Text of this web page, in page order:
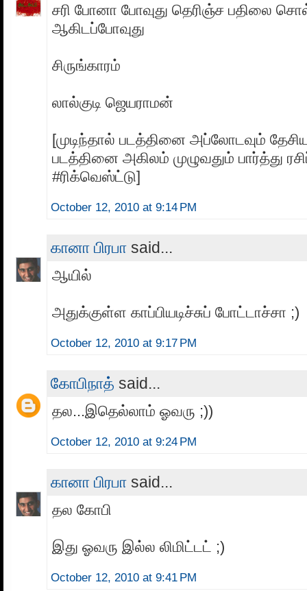
சரி போனா போவுது தெரிஞ்ச பதிலை
ஆகிடப்போவுது
சிருங்காரம்
லால்குடி ஜெயராமன்
[முடிந்தால் படத்தினை அப்லோடவும் தேசிய
படத்தினை அகிலம் முழுவதும் பார்த்து
#ரிக்வெஸ்ட்டு]
October 12, 2010 at 9:14 PM
கானா பிரபா said...
ஆயில்
அதுக்குள்ள காப்பியடிச்சுப் போட்டாச்சா ;)
October 12, 2010 at 9:17 PM
கோபிநாத் said...
தல...இதெல்லாம் ஓவரு ;))
October 12, 2010 at 9:24 PM
கானா பிரபா said...
தல கோபி
இது ஓவரு இல்ல லிமிட்டட் ;)
October 12, 2010 at 9:41 PM